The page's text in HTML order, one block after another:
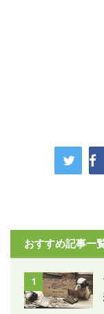
おすすめ記事一
1